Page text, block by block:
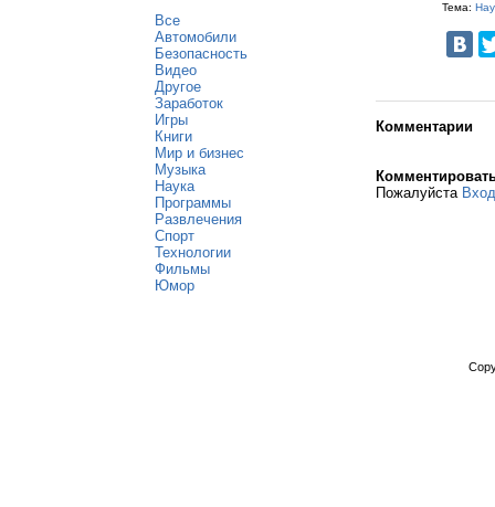
Все
Автомобили
Безопасность
Видео
Другое
Заработок
Игры
Книги
Мир и бизнес
Музыка
Наука
Программы
Развлечения
Спорт
Технологии
Фильмы
Юмор
Тема:
Комментарии
Пожалуйста Вход